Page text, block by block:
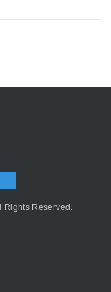
Reserved.